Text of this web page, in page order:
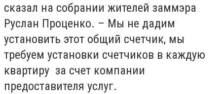
сказал на собрании жителей заммэра
Руслан Проценко. – Мы не дадим
установить этот общий счетчик, мы
требуем установки счетчиков в каждую
квартиру за счет компании
предоставителя услуг.